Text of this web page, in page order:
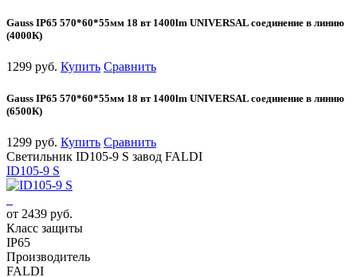
Gauss IP65 570*60*55мм 18 вт 1400lm UNIVERSAL соединение в линию
(4000К)
1299 руб. Купить Сравнить
Gauss IP65 570*60*55мм 18 вт 1400lm UNIVERSAL соединение в линию
(6500К)
1299 руб. Купить Сравнить
Светильник ID105-9 S завод FALDI
ID105-9 S
от 2439 руб.
Класс защиты
IP65
Производитель
FALDI